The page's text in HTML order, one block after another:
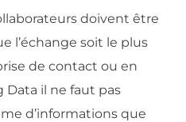
doivent être
l’échange soit le plus
de contact ou en
Data il ne faut pas
d’informations que